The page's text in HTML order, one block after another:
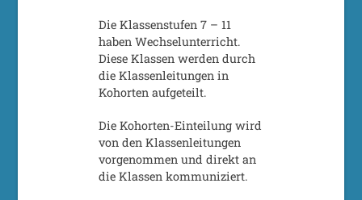
Die Klassenstufen 7 – 11
haben Wechselunterricht.
Diese Klassen werden durch
die Klassenleitungen in
Kohorten aufgeteilt.
Die Kohorten-Einteilung wird
von den Klassenleitungen
vorgenommen und direkt an
die Klassen kommuniziert.